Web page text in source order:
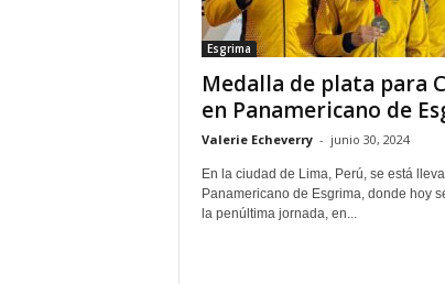
Esgrima
Medalla de plata para
en Panamericano de
Valerie Echeverry - junio 30, 2024
En la ciudad de Lima, Perú, se está
Panamericano de Esgrima, donde hoy
la penúltima jornada, en...